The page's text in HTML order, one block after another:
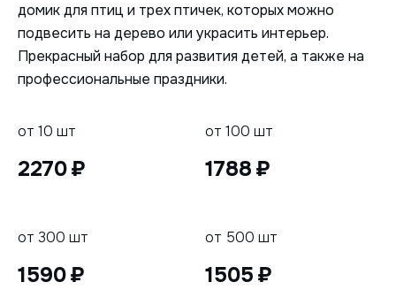
домик для птиц и трех птичек, которых можно
подвесить на дерево или украсить интерьер.
Прекрасный набор для развития детей, а также на
профессиональные праздники.
от 10 шт
2270
от 100 шт
1788
от 300 шт
1590
от 500 шт
1505